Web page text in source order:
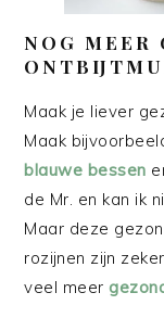
NOG MEER
Maak je liever
Maak
blauwe bessen
de Mr. en kan ik
Maar deze
rozijnen zijn
veel meer